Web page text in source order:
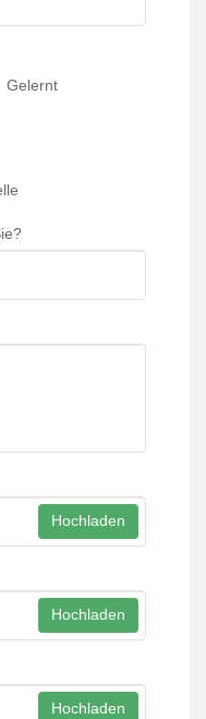
Gelernt
Hochladen
Hochladen
Hochladen